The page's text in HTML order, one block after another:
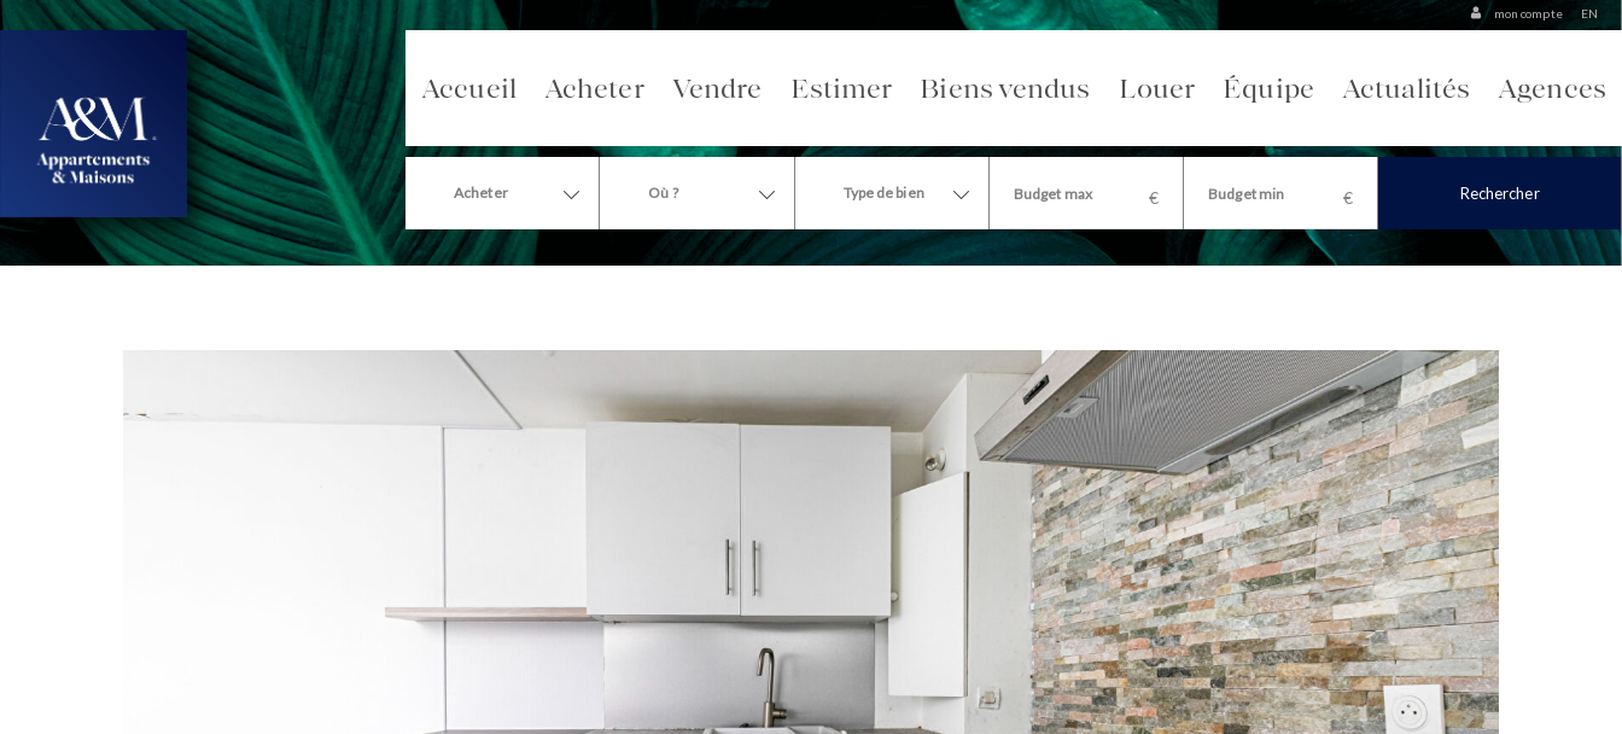
Accueil Acheter Vendre Estimer Biens vendus Louer Équipe Actualités Agences
mon compte EN
Acheter Où ? Type de bien Rechercher